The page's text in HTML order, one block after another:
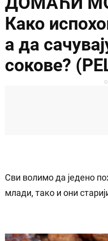
Како
а да
сокове?
Сви волимо да једено
млади, тако и они